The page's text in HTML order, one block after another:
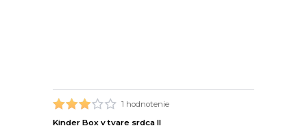
1 hodnotenie
Kinder Box v tvare srdca II